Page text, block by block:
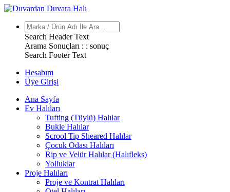
Search Header Text
Arama Sonuçları : : sonuç
Search Footer Text
Hesabım
Üye Girişi
Ana Sayfa
Ev Halıları
Tufting (Tüylü) Halılar
Bukle Halılar
Scrool Tip Sheared Halılar
Çocuk Odası Halıları
Rip ve Velür Halılar (Halıfleks)
Yolluklar
Proje Halıları
Proje ve Kontrat Halıları